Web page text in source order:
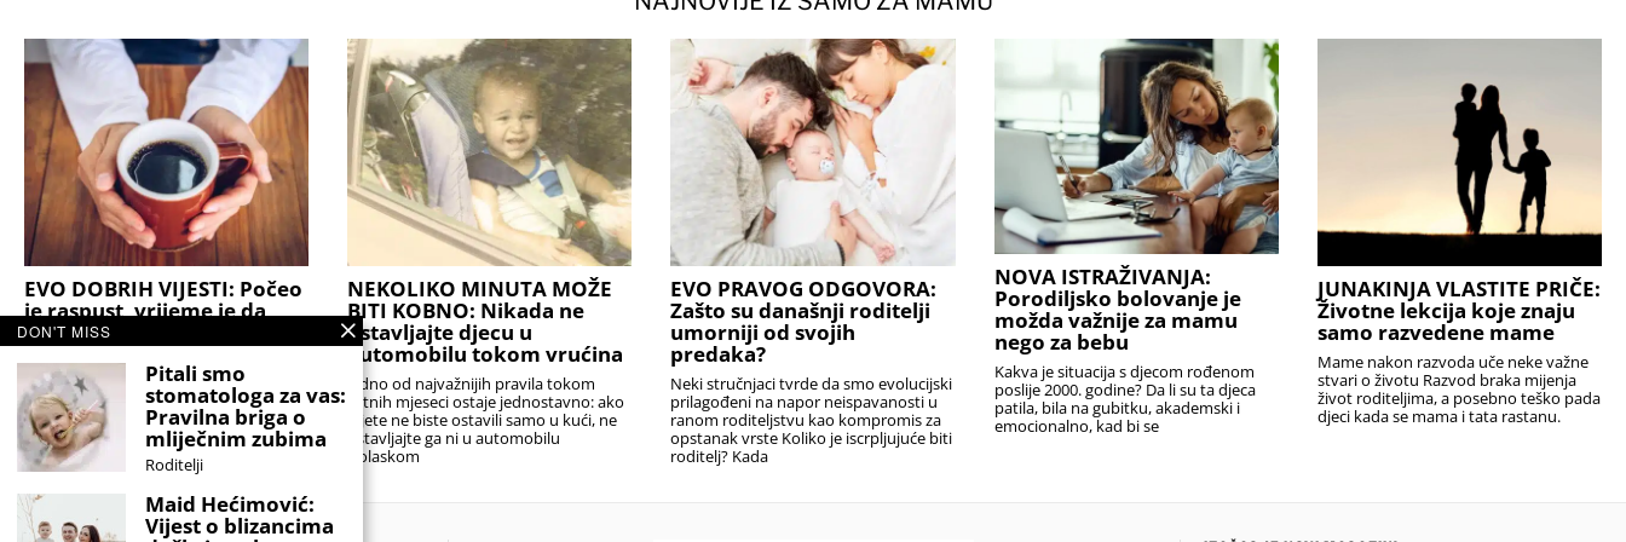
EVO DOBRIH VIJESTI: Počeo
je raspust, vrijeme je da
malo predahnu i roditelji
Posljednje ocjene su zaključene, školske
torbe odložene, a alarmi za rano
ustajanje konačno mogu malo
pričekati. Za mnoge učenike početak
ljetnog raspusta predstavlja dugo
NEKOLIKO MINUTA MOŽE
BITI KOBNO: Nikada ne
ostavljajte djecu u
automobilu tokom vrućina
Jedno od najvažnijih pravila tokom
ljetnih mjeseci ostaje jednostavno: ako
dijete ne biste ostavili samo u kući, ne
ostavljajte ga ni u automobilu
Dolaskom
EVO PRAVOG ODGOVORA:
Zašto su današnji roditelji
umorniji od svojih
predaka?
Neki stručnjaci tvrde da smo evolucijski
prilagođeni na napor neispavanosti u
ranom roditeljstvu kao kompromis za
opstanak vrste Koliko je iscrpljujuće biti
roditelj? Kada
NOVA ISTRAŽIVANJA:
Porodiljsko bolovanje je
možda važnije za mamu
nego za bebu
Kakva je situacija s djecom rođenom
poslije 2000. godine? Da li su ta djeca
patila, bila na gubitku, akademski i
emocionalno, kad bi se
JUNAKINJA VLASTITE PRIČE:
Životne lekcija koje znaju
samo razvedene mame
Mame nakon razvoda uče neke važne
stvari o životu Razvod braka mijenja
život roditeljima, a posebno teško pada
djeci kada se mama i tata rastanu.
DON'T MISS
Pitali smo
stomatologa za vas:
Pravilna briga o
mliječnim zubima
Roditelji
Maid Hećimović:
Vijest o blizancima